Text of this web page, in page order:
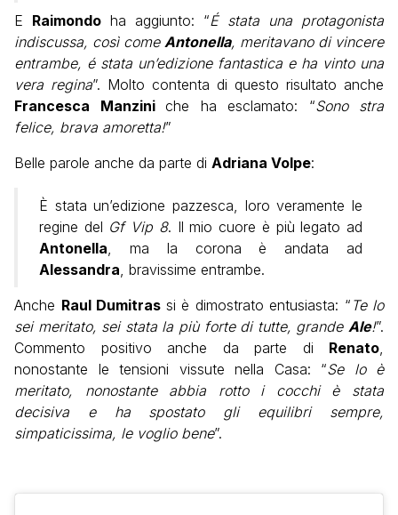
E Raimondo ha aggiunto: “É stata una protagonista
indiscussa, così come Antonella, meritavano di vincere
entrambe, é stata un’edizione fantastica e ha vinto una
vera regina”. Molto contenta di questo risultato anche
Francesca Manzini che ha esclamato: “Sono stra
felice, brava amoretta!”
Belle parole anche da parte di Adriana Volpe:
È stata un’edizione pazzesca, loro veramente le
regine del Gf Vip 8. Il mio cuore è più legato ad
Antonella, ma la corona è andata ad
Alessandra, bravissime entrambe.
Anche Raul Dumitras si è dimostrato entusiasta: “ Te lo
sei meritato, sei stata la più forte di tutte, grande Ale!”.
Commento positivo anche da parte di Renato,
nonostante le tensioni vissute nella Casa: “Se lo è
meritato, nonostante abbia rotto i cocchi è stata
decisiva e ha spostato gli equilibri sempre,
simpaticissima, le voglio bene”.